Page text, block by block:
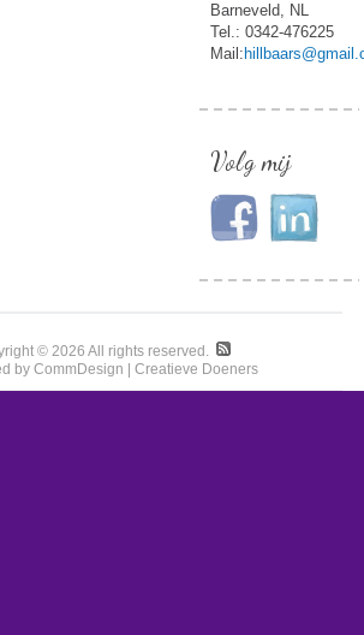
Barneveld, NL
Tel.: 0342-476225
Mail:
Volg mij
© 2026 All rights reserved.
by CommDesign | Creatieve Doeners